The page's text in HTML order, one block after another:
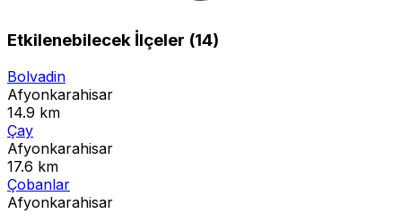
Etkilenebilecek İlçeler (14)
Bolvadin
Afyonkarahisar
14.9 km
Çay
Afyonkarahisar
17.6 km
Çobanlar
Afyonkarahisar